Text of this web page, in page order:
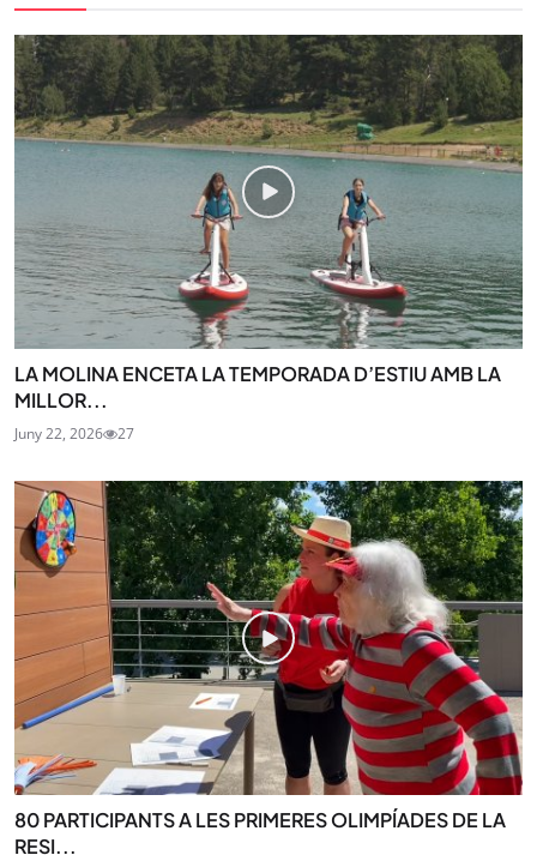
LA MOLINA ENCETA LA TEMPORADA D’ESTIU AMB LA
MILLOR...
Juny 22, 2026 27
80 PARTICIPANTS A LES PRIMERES OLIMPÍADES DE LA
RESI...